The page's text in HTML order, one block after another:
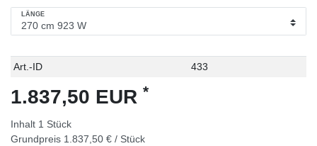
LÄNGE
Technisches
Wert
Art.-ID 433
1.837,50 EUR *
Inhalt 1 Stück
Grundpreis 1.837,50 € / Stück